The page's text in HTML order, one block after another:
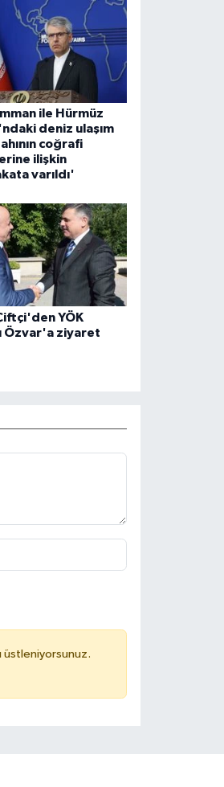
ile Hürmüz
deniz ulaşım
coğrafi
ilişkin
varıldı'
YÖK
Özvar'a ziyaret
üstleniyorsunuz.